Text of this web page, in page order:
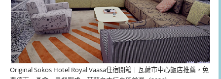
Original Sokos Hotel Royal Vaasa住宿開箱｜瓦薩市中心飯店推薦，免